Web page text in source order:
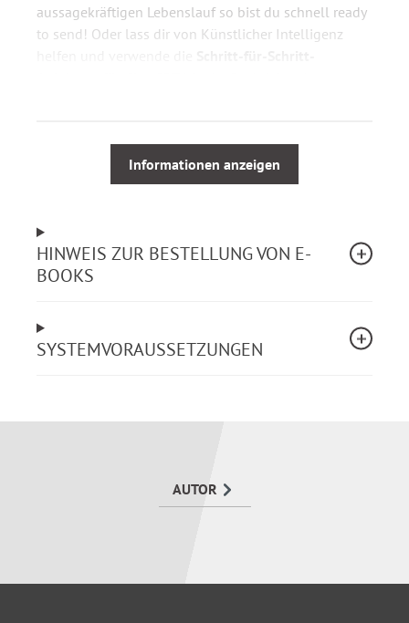
aussagekräftigen Lebenslauf so bist du schnell ready
to send! Oder lass dir von Künstlicher Intelligenz
oder Smartphone.
Für wen?
Für jeden, der sich zeitgemäß und einfach bewerben
Bewerbung.
Aufgebaut nach der Micro-Learning-Methode: In
kleinen Units zum großen Bewerbungserfolg!
Informationen anzeigen
HINWEIS ZUR BESTELLUNG VON E-
BOOKS
SYSTEMVORAUSSETZUNGEN
AUTOR